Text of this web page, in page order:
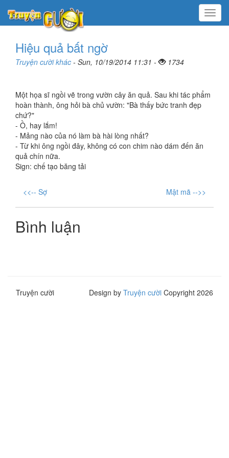
Menu
Hiệu quả bất ngờ
Truyện cười khác - Sun, 10/19/2014 11:31 - 1734
Một họa sĩ ngồi vẽ trong vườn cây ăn quả. Sau khi tác phẩm
hoàn thành, ông hỏi bà chủ vườn: "Bà thấy bức tranh đẹp
chứ?"
- Ồ, hay lắm!
- Mảng nào của nó làm bà hài lòng nhất?
- Từ khi ông ngồi đây, không có con chim nào dám đến ăn
quả chín nữa.
Sign: chế tạo băng tải
<<-- Sợ Mật mã -->>
Bình luận
Truyện cười Design by Truyện cười Copyright 2026